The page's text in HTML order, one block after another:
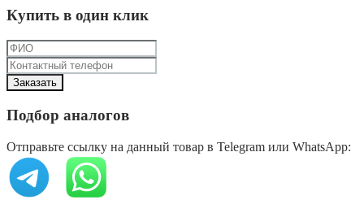
Купить в один клик
Подбор аналогов
Отправьте ссылку на данный товар в Telegram или WhatsApp: